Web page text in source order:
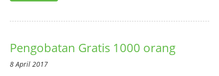
Pengobatan Gratis 1000 orang
8 April 2017